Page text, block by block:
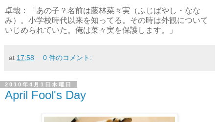
卓哉：
「あの子？名前は藤林菜々実（ふじばやし・なな
み）。小学校時代以来を知ってる。その時は外観について
いじめられていた。俺は菜々実を保護します。」
at 17:58 0 件のコメント:
2010年4月1日木曜日
April Fool's Day